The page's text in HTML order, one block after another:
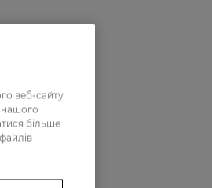
веб-сайту
нашого
більше